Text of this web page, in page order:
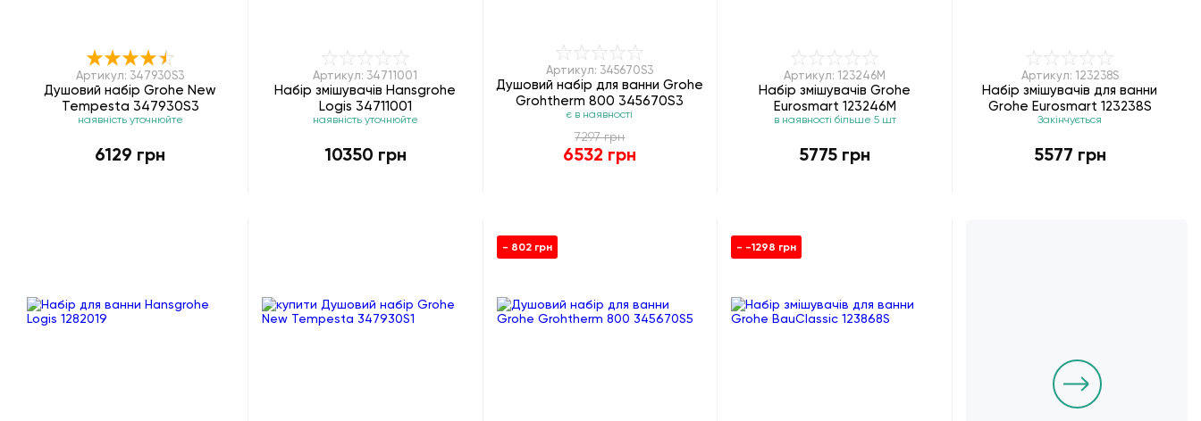
Артикул: 347930S3
Душовий набір Grohe New
Tempesta 347930S3
наявність уточнюйте
6129 грн
Артикул: 34711001
Набір змішувачів Hansgrohe
Logis 34711001
наявність уточнюйте
10350 грн
Артикул: 345670S3
Душовий набір для ванни Grohe
Grohtherm 800 345670S3
є в наявності
7297 грн
6532 грн
Артикул: 123246M
Набір змішувачів Grohe
Eurosmart 123246M
в наявності більше 5 шт
5775 грн
Артикул: 123238S
Набір змішувачів для ванни
Grohe Eurosmart 123238S
Закінчується
5577 грн
- 802 грн - -1298 грн